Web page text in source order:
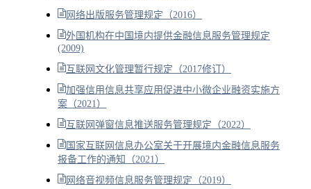
网络出版服务管理规定（2016）
外国机构在中国境内提供金融信息服务管理规定
(2009)
互联网文化管理暂行规定（2017修订）
加强信用信息共享应用促进中小微企业融资实施方
案（2021）
互联网弹窗信息推送服务管理规定（2022）
国家互联网信息办公室关于开展境内金融信息服务
报备工作的通知（2021）
网络音视频信息服务管理规定（2019）